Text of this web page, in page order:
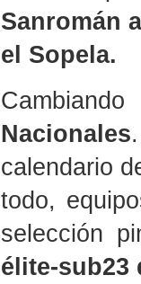
Sanromán
el Sopela.
Nacionales
calendario
todo,
selección
élite-sub23